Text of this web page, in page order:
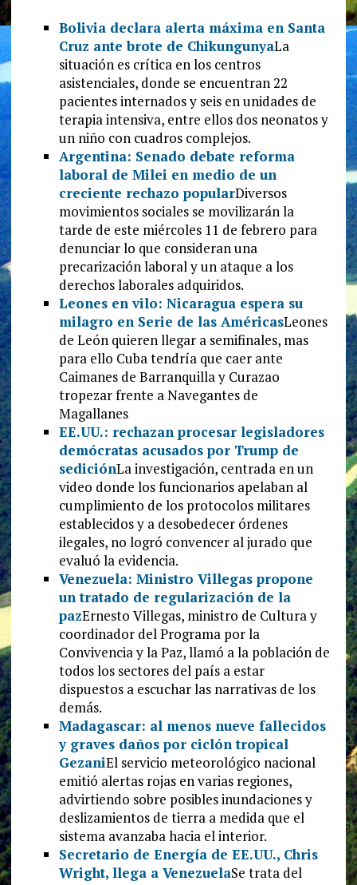
Bolivia declara alerta máxima en Santa
Cruz ante brote de ChikungunyaLa
situación es crítica en los centros
asistenciales, donde se encuentran 22
pacientes internados y seis en unidades de
terapia intensiva, entre ellos dos neonatos y
un niño con cuadros complejos.
Argentina: Senado debate reforma
laboral de Milei en medio de un
creciente rechazo popularDiversos
movimientos sociales se movilizarán la
tarde de este miércoles 11 de febrero para
denunciar lo que consideran una
precarización laboral y un ataque a los
derechos laborales adquiridos.
Leones en vilo: Nicaragua espera su
milagro en Serie de las AméricasLeones
de León quieren llegar a semifinales, mas
para ello Cuba tendría que caer ante
Caimanes de Barranquilla y Curazao
tropezar frente a Navegantes de
Magallanes
EE.UU.: rechazan procesar legisladores
demócratas acusados por Trump de
sediciónLa investigación, centrada en un
video donde los funcionarios apelaban al
cumplimiento de los protocolos militares
establecidos y a desobedecer órdenes
ilegales, no logró convencer al jurado que
evaluó la evidencia.
Venezuela: Ministro Villegas propone
un tratado de regularización de la
pazErnesto Villegas, ministro de Cultura y
coordinador del Programa por la
Convivencia y la Paz, llamó a la población de
todos los sectores del país a estar
dispuestos a escuchar las narrativas de los
demás.
Madagascar: al menos nueve fallecidos
y graves daños por ciclón tropical
GezaniEl servicio meteorológico nacional
emitió alertas rojas en varias regiones,
advirtiendo sobre posibles inundaciones y
deslizamientos de tierra a medida que el
sistema avanzaba hacia el interior.
Secretario de Energía de EE.UU., Chris
Wright, llega a VenezuelaSe trata del